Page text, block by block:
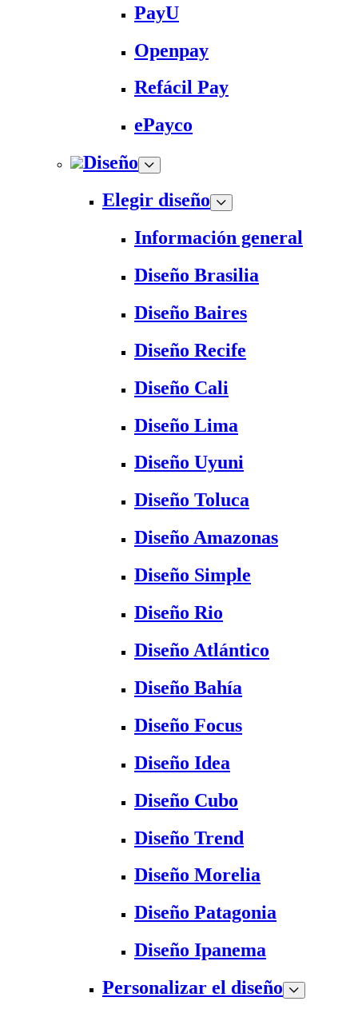
PayU
Openpay
Refácil Pay
ePayco
Diseño
Elegir diseño
Información general
Diseño Brasilia
Diseño Baires
Diseño Recife
Diseño Cali
Diseño Lima
Diseño Uyuni
Diseño Toluca
Diseño Amazonas
Diseño Simple
Diseño Rio
Diseño Atlántico
Diseño Bahía
Diseño Focus
Diseño Idea
Diseño Cubo
Diseño Trend
Diseño Morelia
Diseño Patagonia
Diseño Ipanema
Personalizar el diseño